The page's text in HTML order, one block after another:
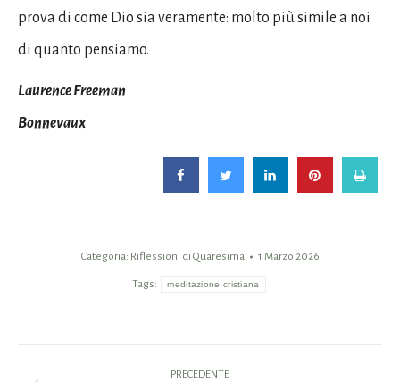
prova di come Dio sia veramente: molto più simile a noi
di quanto pensiamo.
Laurence Freeman
Bonnevaux
Categoria: Riflessioni di Quaresima 1 Marzo 2026
Tags: meditazione cristiana
PRECEDENTE